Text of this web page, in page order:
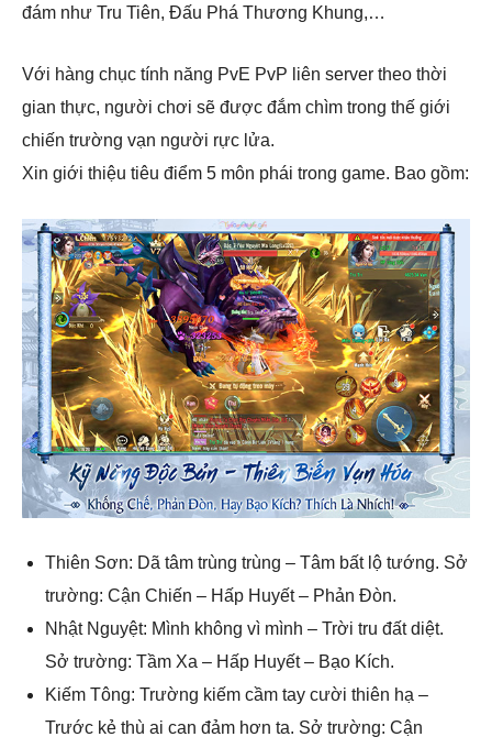
đám như Tru Tiên, Đấu Phá Thương Khung,…
Với hàng chục tính năng PvE PvP liên server theo thời
gian thực, người chơi sẽ được đắm chìm trong thế giới
chiến trường vạn người rực lửa.
Xin giới thiệu tiêu điểm 5 môn phái trong game. Bao gồm:
Thiên Sơn: Dã tâm trùng trùng – Tâm bất lộ tướng. Sở
trường: Cận Chiến – Hấp Huyết – Phản Đòn.
Nhật Nguyệt: Mình không vì mình – Trời tru đất diệt.
Sở trường: Tầm Xa – Hấp Huyết – Bạo Kích.
Kiếm Tông: Trường kiếm cầm tay cười thiên hạ –
Trước kẻ thù ai can đảm hơn ta. Sở trường: Cận